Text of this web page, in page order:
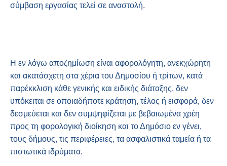
σύμβαση εργασίας τελεί σε αναστολή.
Η εν λόγω αποζημίωση είναι αφορολόγητη, ανεκχώρητη
και ακατάσχετη στα χέρια του Δημοσίου ή τρίτων, κατά
παρέκκλιση κάθε γενικής και ειδικής διάταξης, δεν
υπόκειται σε οποιαδήποτε κράτηση, τέλος ή εισφορά, δεν
δεσμεύεται και δεν συμψηφίζεται με βεβαιωμένα χρέη
προς τη φορολογική διοίκηση και το Δημόσιο εν γένει,
τους δήμους, τις περιφέρειες, τα ασφαλιστικά ταμεία ή τα
πιστωτικά ιδρύματα.